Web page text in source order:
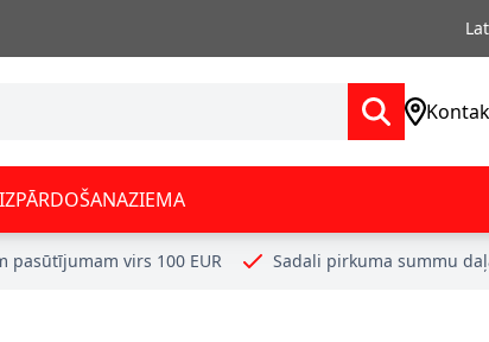
IZPĀRDOŠANAZIEMA
pasūtījumam virs 100 EUR Sadali pirkuma summu